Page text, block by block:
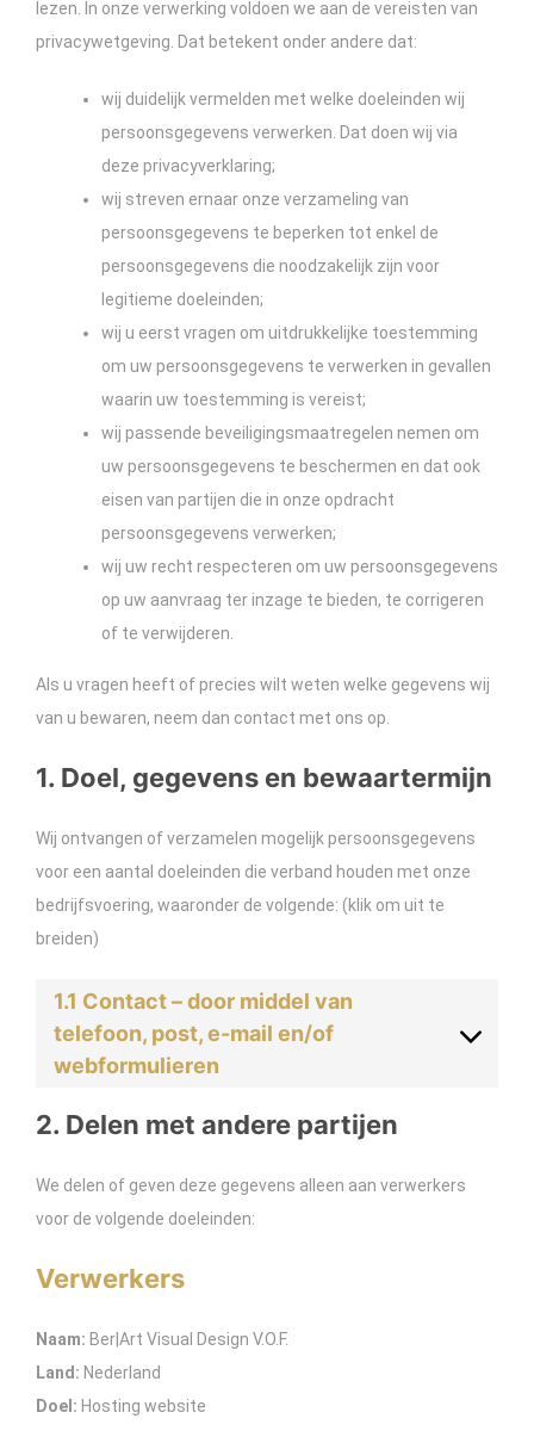
lezen. In onze verwerking voldoen we aan de vereisten van
privacywetgeving. Dat betekent onder andere dat:
wij duidelijk vermelden met welke doeleinden wij
persoonsgegevens verwerken. Dat doen wij via
deze privacyverklaring;
wij streven ernaar onze verzameling van
persoonsgegevens te beperken tot enkel de
persoonsgegevens die noodzakelijk zijn voor
legitieme doeleinden;
wij u eerst vragen om uitdrukkelijke toestemming
om uw persoonsgegevens te verwerken in gevallen
waarin uw toestemming is vereist;
wij passende beveiligingsmaatregelen nemen om
uw persoonsgegevens te beschermen en dat ook
eisen van partijen die in onze opdracht
persoonsgegevens verwerken;
wij uw recht respecteren om uw persoonsgegevens
op uw aanvraag ter inzage te bieden, te corrigeren
of te verwijderen.
Als u vragen heeft of precies wilt weten welke gegevens wij
van u bewaren, neem dan contact met ons op.
1. Doel, gegevens en bewaartermijn
Wij ontvangen of verzamelen mogelijk persoonsgegevens
voor een aantal doeleinden die verband houden met onze
bedrijfsvoering, waaronder de volgende: (klik om uit te
breiden)
1.1 Contact – door middel van
telefoon, post, e-mail en/of
webformulieren
2. Delen met andere partijen
We delen of geven deze gegevens alleen aan verwerkers
voor de volgende doeleinden:
Verwerkers
Naam: Ber|Art Visual Design V.O.F.
Land: Nederland
Doel: Hosting website